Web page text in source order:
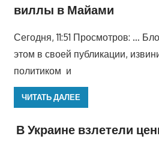
виллы в Майами
Сегодня, 11:51 Просмотров: …
этом в своей публикации,
политиком и
ЧИТАТЬ ДАЛЕЕ
В Украине взлетели